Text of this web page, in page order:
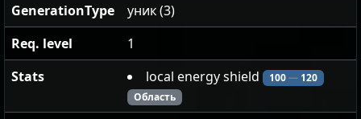
GenerationType
уник (3)
Req. level
1
Stats
local energy shield 100—120
Область